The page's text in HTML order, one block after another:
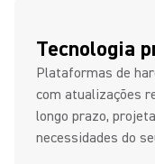
Tecnologia
Plataformas de
com atualizações
longo prazo,
necessidades do